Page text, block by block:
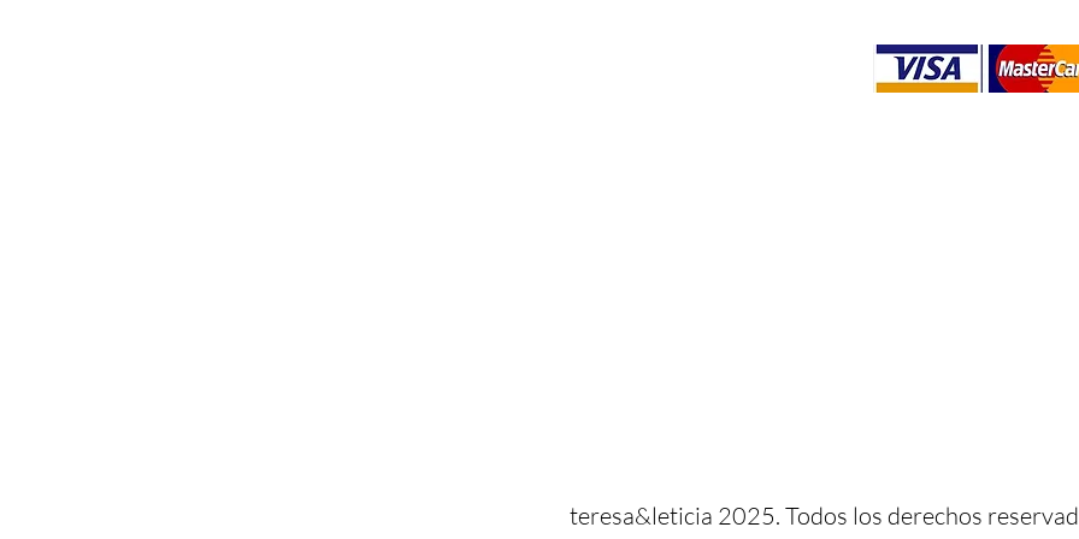
​​teresa&leticia 2025. Todos los derechos